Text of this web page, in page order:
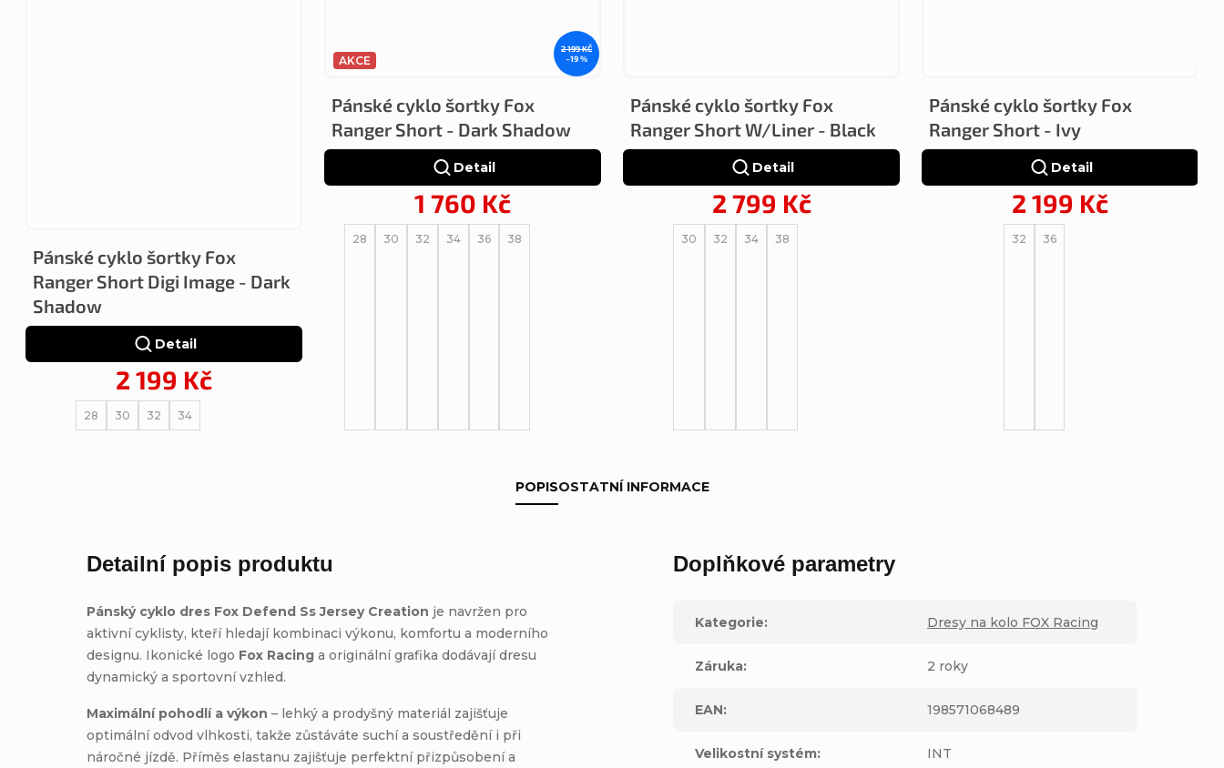
Pánské cyklo šortky Fox
Ranger Short Digi Image - Dark
Shadow
2 199 Kč
Detail
28 30 32 34
AKCE
2 199 KČ
–19 %
Pánské cyklo šortky Fox
Ranger Short - Dark Shadow
1 760 Kč
Detail
28 30 32 34 36 38
Pánské cyklo šortky Fox
Ranger Short W/Liner - Black
2 799 Kč
Detail
30 32 34 38
Pánské cyklo šortky Fox
Ranger Short - Ivy
2 199 Kč
Detail
32 36
POPISOSTATNÍ INFORMACE
Detailní popis produktu
Pánský cyklo dres Fox Defend Ss Jersey Creation je navržen pro
aktivní cyklisty, kteří hledají kombinaci výkonu, komfortu a moderního
designu. Ikonické logo Fox Racing a originální grafika dodávají dresu
dynamický a sportovní vzhled.
Maximální pohodlí a výkon – lehký a prodyšný materiál zajišťuje
optimální odvod vlhkosti, takže zůstáváte suchí a soustředění i při
náročné jízdě. Příměs elastanu zajišťuje perfektní přizpůsobení a
Doplňkové parametry
Kategorie: Dresy na kolo FOX Racing
Záruka: 2 roky
EAN: 198571068489
Velikostní systém: INT